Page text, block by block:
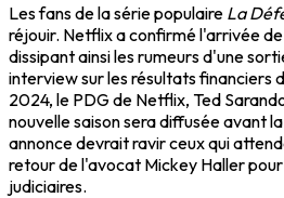
Les fans de la série populaire La
réjouir. Netflix a confirmé l'arrivée
dissipant ainsi les rumeurs d'une
interview sur les résultats financiers
2024, le PDG de Netflix, Ted
nouvelle saison sera diffusée avant
annonce devrait ravir ceux qui
retour de l'avocat Mickey Haller
judiciaires.